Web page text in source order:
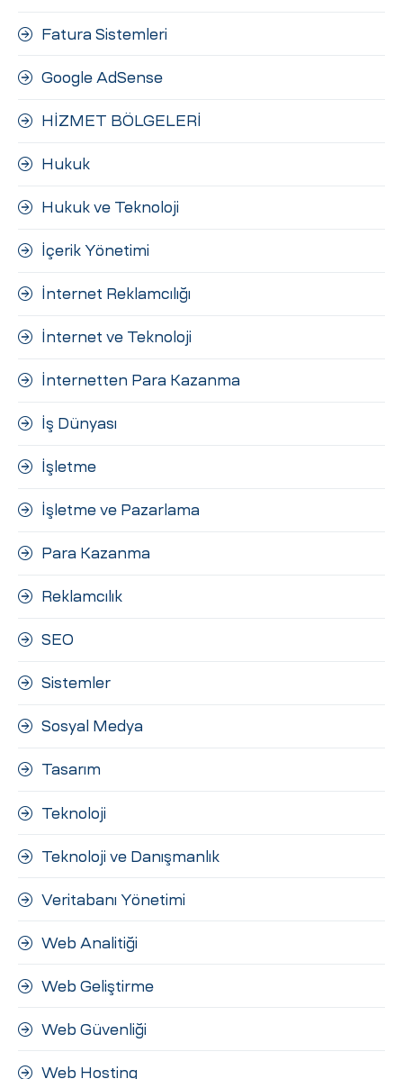
Fatura Sistemleri
Google AdSense
HİZMET BÖLGELERİ
Hukuk
Hukuk ve Teknoloji
İçerik Yönetimi
İnternet Reklamcılığı
İnternet ve Teknoloji
İnternetten Para Kazanma
İş Dünyası
İşletme
İşletme ve Pazarlama
Para Kazanma
Reklamcılık
SEO
Sistemler
Sosyal Medya
Tasarım
Teknoloji
Teknoloji ve Danışmanlık
Veritabanı Yönetimi
Web Analitiği
Web Geliştirme
Web Güvenliği
Web Hosting